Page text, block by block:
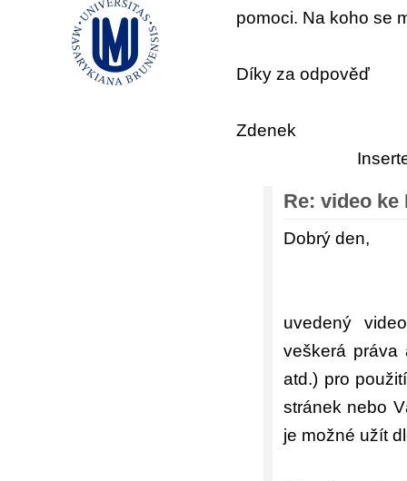
pomoci. Na koho se
Díky za odpověď
Zdenek
Re: video ke
Dobrý den,
uvedený
veškerá práva
atd.) pro
stránek nebo
je možné užít